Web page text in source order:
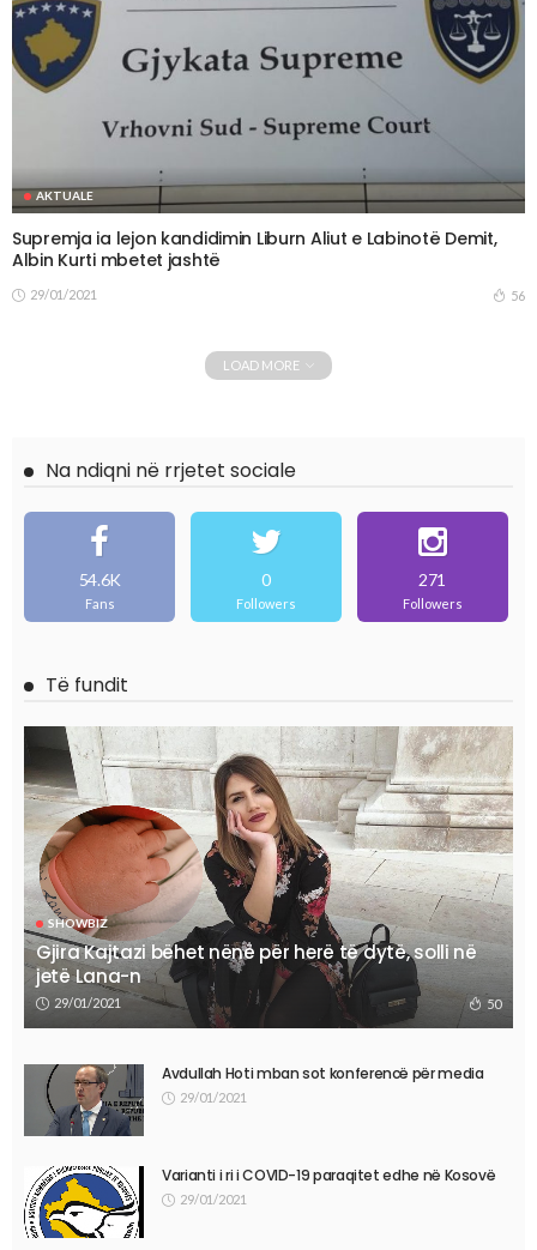
AKTUALE
Supremja ia lejon kandidimin Liburn Aliut e Labinotë Demit,
Albin Kurti mbetet jashtë
29/01/2021 56
LOAD MORE
Na ndiqni në rrjetet sociale
54.6K
Fans
0
Followers
271
Followers
Të fundit
SHOWBIZ
Gjira Kajtazi bëhet nënë për herë të dytë, solli në
jetë Lana-n
29/01/2021 50
Avdullah Hoti mban sot konferencë për media
29/01/2021
Varianti i ri i COVID-19 paraqitet edhe në Kosovë
29/01/2021